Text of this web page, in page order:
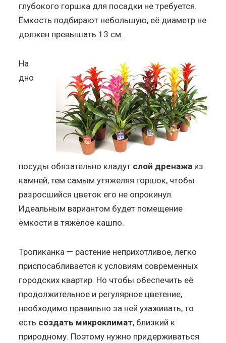
глубокого горшка для посадки не требуется.
Ёмкость подбирают небольшую, её диаметр не
должен превышать 13 см.
На
дно
посуды обязательно кладут слой дренажа из
камней, тем самым утяжеляя горшок, чтобы
разросшийся цветок его не опрокинул.
Идеальным вариантом будет помещение
ёмкости в тяжёлое кашпо.
Тропиканка — растение неприхотливое, легко
приспосабливается к условиям современных
городских квартир. Но чтобы обеспечить её
продолжительное и регулярное цветение,
необходимо правильно за ней ухаживать, то
есть создать микроклимат, близкий к
природному. Поэтому нужно придерживаться